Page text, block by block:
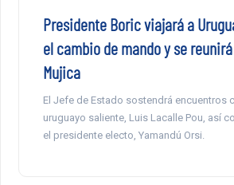
Presidente Boric viajará a
el cambio de mando y se
Mujica
El Jefe de Estado sostendrá encuentros
uruguayo saliente, Luis Lacalle Pou, así
el presidente electo, Yamandú Orsi.